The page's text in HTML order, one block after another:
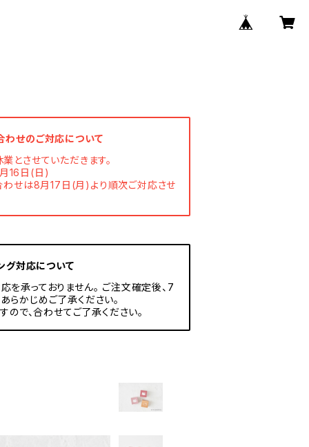
わせのご対応について
とさせていただきます。
16日(日)
わせは8月17日(月)より順次ご対応させ
グ対応について
を承っておりません。 ご注文確定後、7
らかじめご了承ください。
で、合わせてご了承ください。